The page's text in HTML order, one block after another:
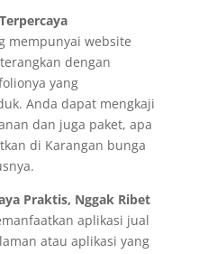
mempunyai website
dengan
yang
Anda dapat mengkaji
dan juga paket, apa
di Karangan bunga
Praktis, Nggak Ribet
aplikasi jual
atau aplikasi yang